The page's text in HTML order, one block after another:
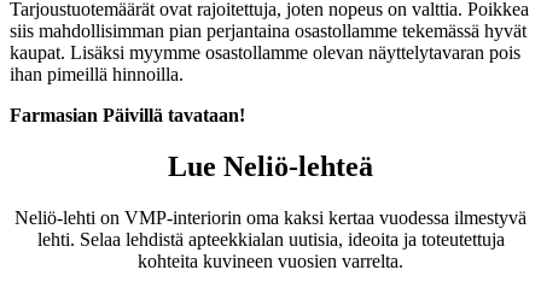
Tarjoustuotemäärät ovat rajoitettuja, joten nopeus on valttia. Poikkea
siis mahdollisimman pian perjantaina osastollamme tekemässä hyvät
kaupat. Lisäksi myymme osastollamme olevan näyttelytavaran pois
ihan pimeillä hinnoilla.
Farmasian Päivillä tavataan!
Lue Neliö-lehteä
Neliö-lehti on VMP-interiorin oma kaksi kertaa vuodessa ilmestyvä
lehti. Selaa lehdistä apteekkialan uutisia, ideoita ja toteutettuja
kohteita kuvineen vuosien varrelta.